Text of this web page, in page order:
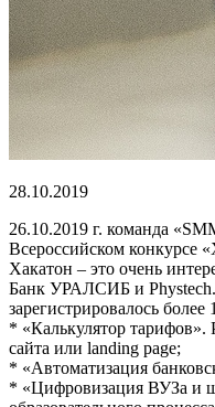
28.10.2019
26.10.2019 г. команда
Всероссийском конкурсе
Хакатон – это очень
Банк УРАЛСИБ и
зарегистрировалось
* «Калькулятор тарифов».
сайта или landing page;
* «Автоматизация
* «Цифровизация ВУЗа и